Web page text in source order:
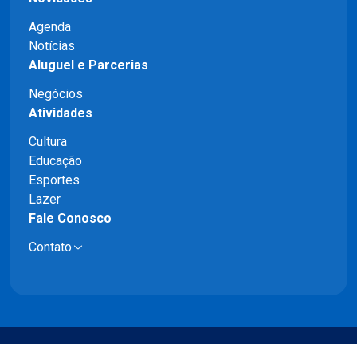
Agenda
Notícias
Aluguel e Parcerias
Negócios
Atividades
Cultura
Educação
Esportes
Lazer
Fale Conosco
Contato